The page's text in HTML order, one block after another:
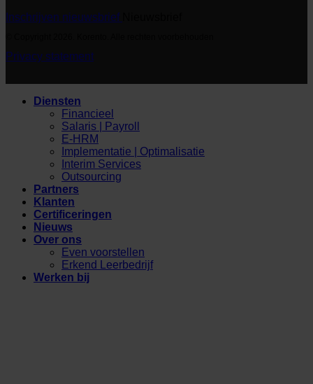
Inschrijven nieuwsbrief
Privacy statement
Diensten
Financieel
Salaris | Payroll
E-HRM
Implementatie | Optimalisatie
Interim Services
Outsourcing
Partners
Klanten
Certificeringen
Nieuws
Over ons
Even voorstellen
Erkend Leerbedrijf
Werken bij